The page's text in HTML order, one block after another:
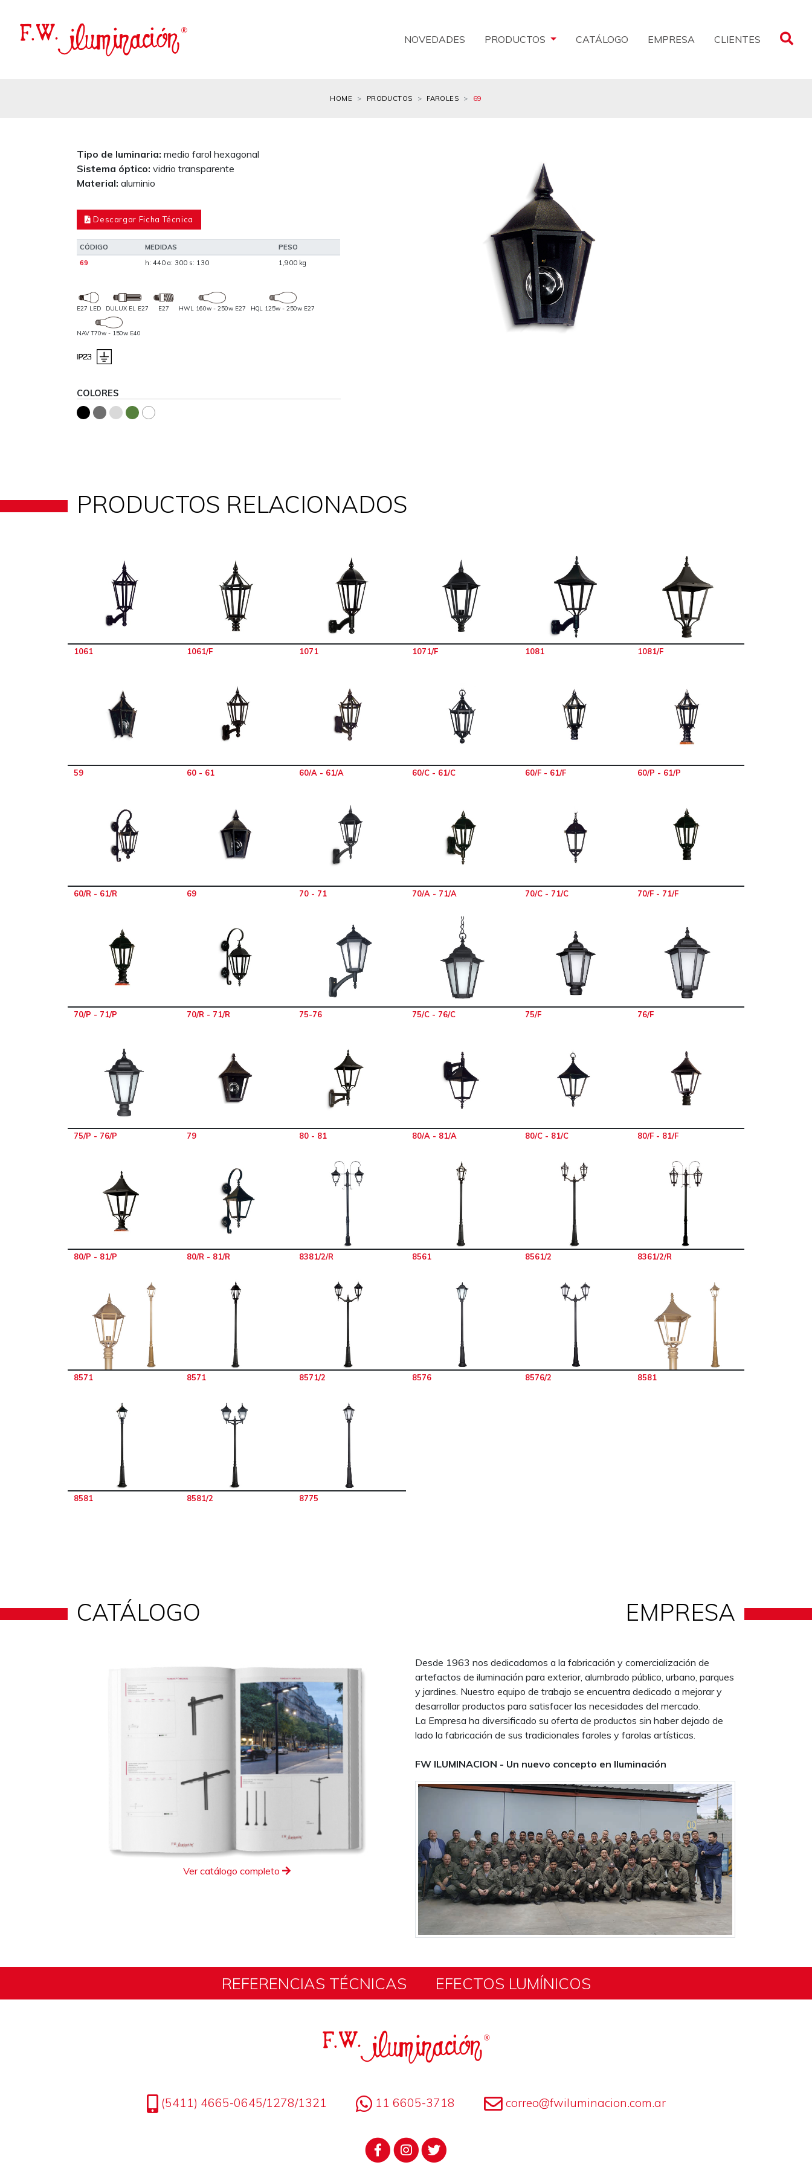
NOVEDADES PRODUCTOS CATÁLOGO EMPRESA CLIENTES
HOME PRODUCTOS FAROLES 69
Tipo de luminaria: medio farol hexagonal
Sistema óptico: vidrio transparente
Material: aluminio
Descargar Ficha Técnica
CÓDIGO MEDIDAS
PESO
69
h: 440 a: 300 s: 130 1,900 kg
E27 LED DULUX EL E27 E27 HWL 160w - 250w E27 HQL 125w - 250w E27
NAV T70w - 150w E40
COLORES
PRODUCTOS RELACIONADOS
1061 1061/F 1071 1071/F 1081 1081/F
59 60 - 61 60/A - 61/A 60/C - 61/C 60/F - 61/F 60/P - 61/P
60/R - 61/R 69 70 - 71 70/A - 71/A 70/C - 71/C 70/F - 71/F
70/P - 71/P 70/R - 71/R 75-76 75/C - 76/C 75/F 76/F
75/P - 76/P 79 80 - 81 80/A - 81/A 80/C - 81/C 80/F - 81/F
80/P - 81/P 80/R - 81/R 8381/2/R 8561 8561/2 8361/2/R
8571 8571 8571/2 8576 8576/2 8581
8581 8581/2 8775
CATÁLOGO
Ver catálogo completo
EMPRESA
Desde 1963 nos dedicadamos a la fabricación y comercialización de
artefactos de iluminación para exterior, alumbrado público, urbano, parques
y jardines. Nuestro equipo de trabajo se encuentra dedicado a mejorar y
desarrollar productos para satisfacer las necesidades del mercado.
La Empresa ha diversificado su oferta de productos sin haber dejado de
lado la fabricación de sus tradicionales faroles y farolas artísticas.
FW ILUMINACION - Un nuevo concepto en Iluminación
REFERENCIAS TÉCNICAS EFECTOS LUMÍNICOS
(5411) 4665-0645/1278/1321 11 6605-3718 correo@fwiluminacion.com.ar